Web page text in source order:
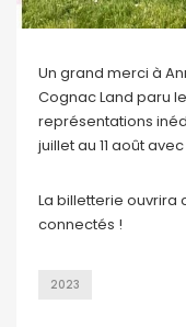
Un grand merci à
Cognac Land paru
représentations
juillet au 11 août
La billetterie ouvrira
connectés !
2023